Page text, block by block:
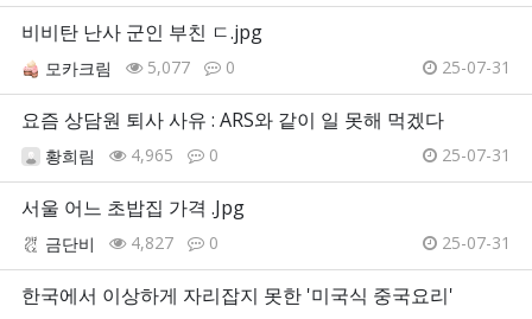
비비탄 난사 군인 부친 ㄷ.jpg
모카크림 5,077 0 25-07-31
요즘 상담원 퇴사 사유 : ARS와 같이 일 못해 먹겠다
황희림 4,965 0 25-07-31
서울 어느 초밥집 가격 .Jpg
금단비 4,827 0 25-07-31
한국에서 이상하게 자리잡지 못한 '미국식 중국요리'